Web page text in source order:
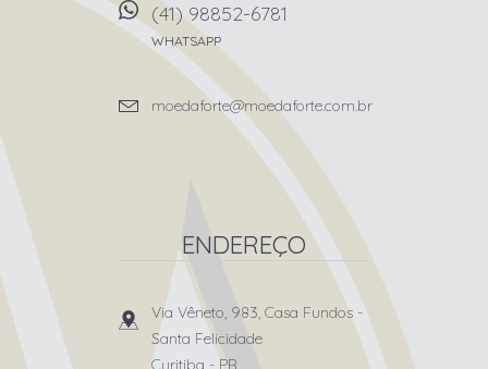
(41) 98852-6781
WHATSAPP
moedaforte@moedaforte.com.br
ENDEREÇO
Via Vêneto, 983, Casa Fundos -
Santa Felicidade
Curitiba - PR